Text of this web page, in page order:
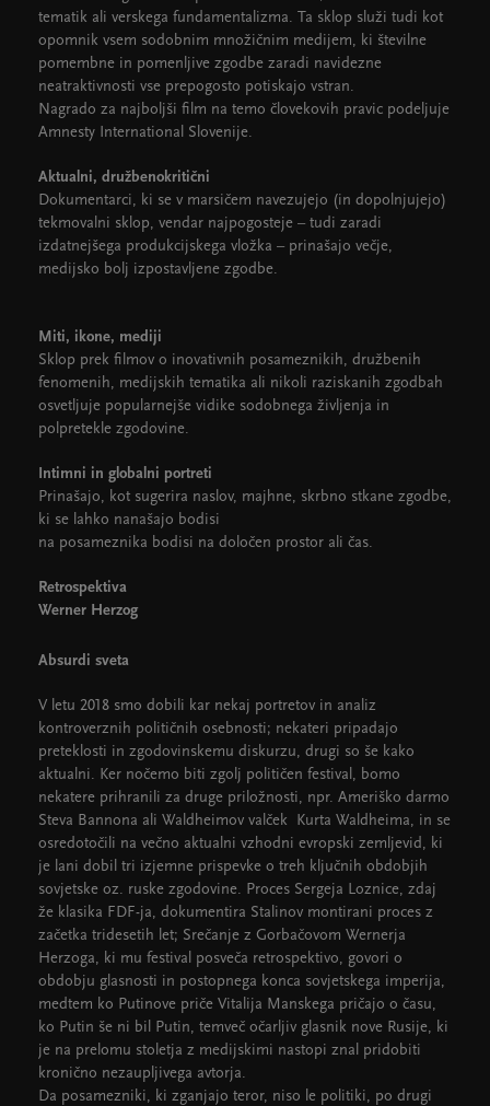
tematik ali verskega fundamentalizma. Ta sklop služi tudi kot
opomnik vsem sodobnim množičnim medijem, ki številne
pomembne in pomenljive zgodbe zaradi navidezne
neatraktivnosti vse prepogosto potiskajo vstran.
Nagrado za najboljši film na temo človekovih pravic podeljuje
Amnesty International Slovenije.
Aktualni, družbenokritični
Dokumentarci, ki se v marsičem navezujejo (in dopolnjujejo)
tekmovalni sklop, vendar najpogosteje – tudi zaradi
izdatnejšega produkcijskega vložka – prinašajo večje,
medijsko bolj izpostavljene zgodbe.
Miti, ikone, mediji
Sklop prek filmov o inovativnih posameznikih, družbenih
fenomenih, medijskih tematika ali nikoli raziskanih zgodbah
osvetljuje popularnejše vidike sodobnega življenja in
polpretekle zgodovine.
Intimni in globalni portreti
Prinašajo, kot sugerira naslov, majhne, skrbno stkane zgodbe,
ki se lahko nanašajo bodisi
na posameznika bodisi na določen prostor ali čas.
Retrospektiva
Werner Herzog
Absurdi sveta
V letu 2018 smo dobili kar nekaj portretov in analiz
kontroverznih političnih osebnosti; nekateri pripadajo
preteklosti in zgodovinskemu diskurzu, drugi so še kako
aktualni. Ker nočemo biti zgolj političen festival, bomo
nekatere prihranili za druge priložnosti, npr. Ameriško darmo
Steva Bannona ali Waldheimov valček Kurta Waldheima, in se
osredotočili na večno aktualni vzhodni evropski zemljevid, ki
je lani dobil tri izjemne prispevke o treh ključnih obdobjih
sovjetske oz. ruske zgodovine. Proces Sergeja Loznice, zdaj
že klasika FDF-ja, dokumentira Stalinov montirani proces z
začetka tridesetih let; Srečanje z Gorbačovom Wernerja
Herzoga, ki mu festival posveča retrospektivo, govori o
obdobju glasnosti in postopnega konca sovjetskega imperija,
medtem ko Putinove priče Vitalija Manskega pričajo o času,
ko Putin še ni bil Putin, temveč očarljiv glasnik nove Rusije, ki
je na prelomu stoletja z medijskimi nastopi znal pridobiti
kronično nezaupljivega avtorja.
Da posamezniki, ki zganjajo teror, niso le politiki, po drugi